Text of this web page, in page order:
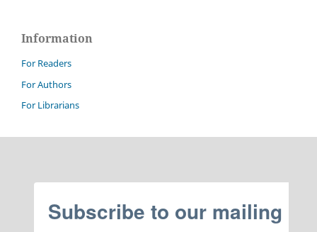
Information
For Readers
For Authors
For Librarians